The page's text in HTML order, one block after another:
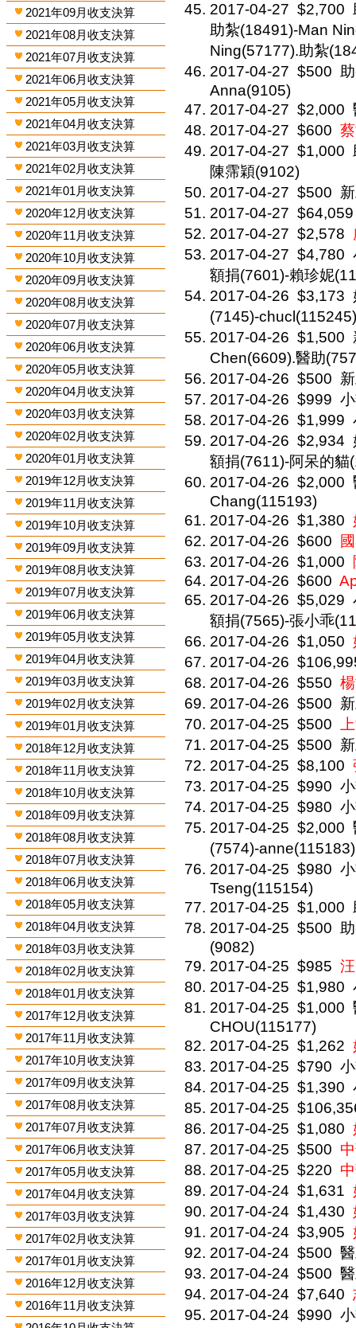
2021年09月收支決算
2021年08月收支決算
2021年07月收支決算
2021年06月收支決算
2021年05月收支決算
2021年04月收支決算
2021年03月收支決算
2021年02月收支決算
2021年01月收支決算
2020年12月收支決算
2020年11月收支決算
2020年10月收支決算
2020年09月收支決算
2020年08月收支決算
2020年07月收支決算
2020年06月收支決算
2020年05月收支決算
2020年04月收支決算
2020年03月收支決算
2020年02月收支決算
2020年01月收支決算
2019年12月收支決算
2019年11月收支決算
2019年10月收支決算
2019年09月收支決算
2019年08月收支決算
2019年07月收支決算
2019年06月收支決算
2019年05月收支決算
2019年04月收支決算
2019年03月收支決算
2019年02月收支決算
2019年01月收支決算
2018年12月收支決算
2018年11月收支決算
2018年10月收支決算
2018年09月收支決算
2018年08月收支決算
2018年07月收支決算
2018年06月收支決算
2018年05月收支決算
2018年04月收支決算
2018年03月收支決算
2018年02月收支決算
2018年01月收支決算
2017年12月收支決算
2017年11月收支決算
2017年10月收支決算
2017年09月收支決算
2017年08月收支決算
2017年07月收支決算
2017年06月收支決算
2017年05月收支決算
2017年04月收支決算
2017年03月收支決算
2017年02月收支決算
2017年01月收支決算
2016年12月收支決算
2016年11月收支決算
2017-04-27 $2,700
助紮(18491)-Man
Ning(57177).助紮
2017-04-27 $500
Anna(9105)
2017-04-27 $2,000
2017-04-27 $600
2017-04-27 $1,000
陳霈穎(9102)
2017-04-27 $500
2017-04-27 $64,059
2017-04-27 $2,578
2017-04-27 $4,780
額捐(7601)-賴珍妮
2017-04-26 $3,173
(7145)-
2017-04-26 $1,500
Chen(6609).醫助
2017-04-26 $500
2017-04-26 $999
2017-04-26 $1,999
2017-04-26 $2,934
額捐(7611)-阿呆的貓
2017-04-26 $2,000
Chang(115193)
2017-04-26 $1,380
2017-04-26 $600
2017-04-26 $1,000
2017-04-26 $600
2017-04-26 $5,029
額捐(7565)-張小乖
2017-04-26 $1,050
2017-04-26
2017-04-26 $550
2017-04-26 $500
2017-04-25 $500
2017-04-25 $500
2017-04-25 $8,100
2017-04-25 $990
2017-04-25 $980
2017-04-25 $2,000
(7574)-
2017-04-25 $980
Tseng(115154)
2017-04-25 $1,000
2017-04-25 $500
(9082)
2017-04-25 $985
2017-04-25 $1,980
2017-04-25 $1,000
CHOU(115177)
2017-04-25 $1,262
2017-04-25 $790
2017-04-25 $1,390
2017-04-25
2017-04-25 $1,080
2017-04-25 $500
2017-04-25 $220
2017-04-24 $1,631
2017-04-24 $1,430
2017-04-24 $3,905
2017-04-24 $500
2017-04-24 $500
2017-04-24 $7,640
2017-04-24 $990